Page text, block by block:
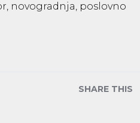
novogradnja, poslovno
SHARE THIS